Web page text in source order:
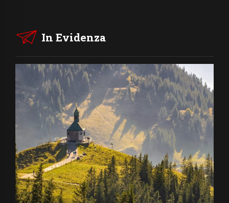
In Evidenza